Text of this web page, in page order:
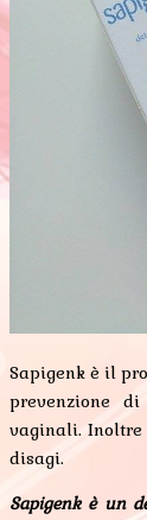
Sapigenk è il
prevenzione
vaginali.
disagi.
Sapigenk è un